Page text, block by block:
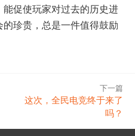
促使玩家对过去的历史进
珍贵，总是一件值得鼓励
下一篇
这次，全民电竞终于来了
吗？